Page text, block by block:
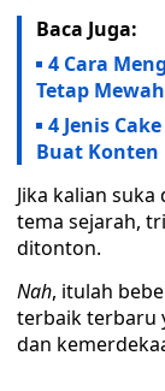
Baca Juga:
4 Cara
Tetap Mewah
4 Jenis
Buat Konten
Jika kalian
tema sejarah,
ditonton.
Nah, itulah
terbaik terbaru
dan